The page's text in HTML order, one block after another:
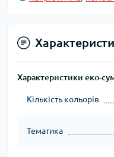
Характеристики еко-
Кількість кольорів
Тематика